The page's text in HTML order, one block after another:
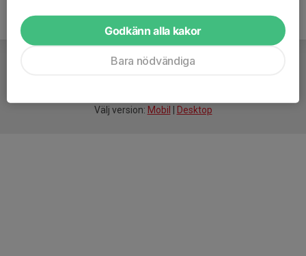
Välj version: Mobil Desktop
Godkänn alla kakor
Bara nödvändiga